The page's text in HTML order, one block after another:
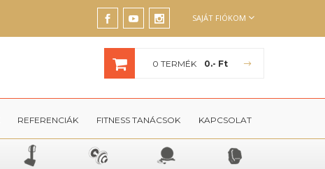
SAJÁT FIÓKOM
0 TERMÉK 0.- Ft
REFERENCIÁK FITNESS TANÁCSOK KAPCSOLAT